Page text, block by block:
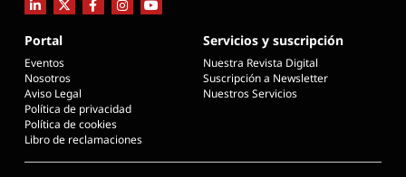
Portal
Eventos
Nosotros
Aviso Legal
Política de privacidad
Política de cookies
Libro de reclamaciones
Servicios y suscripción
Nuestra Revista Digital
Suscripción a Newsletter
Nuestros Servicios